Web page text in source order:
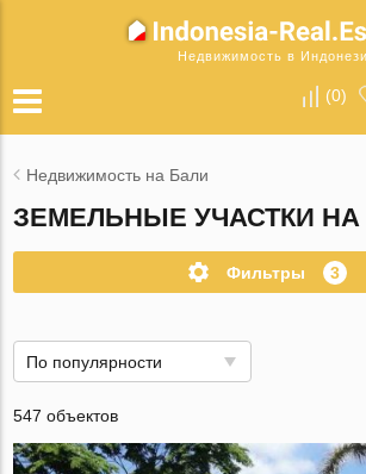
Недвижимость в
(0)
Недвижимость на Бали
ЗЕМЕЛЬНЫЕ УЧАСТКИ НА
Фильтры 3
По популярности
547 объектов